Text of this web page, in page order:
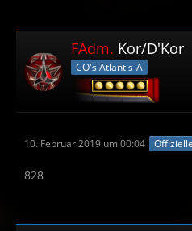
FAdm. Kor/D'Kor
CO's Atlantis-A
10. Februar 2019 um 00:04
828